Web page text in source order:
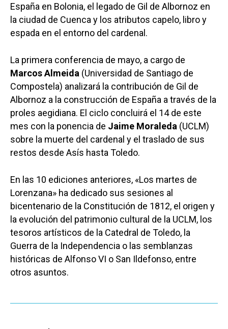
España en Bolonia, el legado de Gil de Albornoz en
la ciudad de Cuenca y los atributos capelo, libro y
espada en el entorno del cardenal.
La primera conferencia de mayo, a cargo de
Marcos Almeida (Universidad de Santiago de
Compostela) analizará la contribución de Gil de
Albornoz a la construcción de España a través de la
proles aegidiana. El ciclo concluirá el 14 de este
mes con la ponencia de Jaime Moraleda (UCLM)
sobre la muerte del cardenal y el traslado de sus
restos desde Asís hasta Toledo.
En las 10 ediciones anteriores, «Los martes de
Lorenzana» ha dedicado sus sesiones al
bicentenario de la Constitución de 1812, el origen y
la evolución del patrimonio cultural de la UCLM, los
tesoros artísticos de la Catedral de Toledo, la
Guerra de la Independencia o las semblanzas
históricas de Alfonso VI o San Ildefonso, entre
otros asuntos.